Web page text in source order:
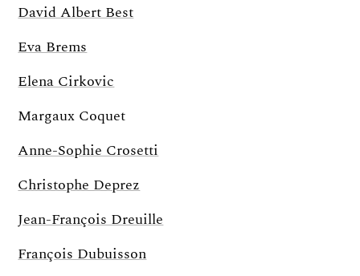
David Albert Best
Eva Brems
Elena Cirkovic
Margaux Coquet
Anne-Sophie Crosetti
Christophe Deprez
Jean-François Dreuille
François Dubuisson